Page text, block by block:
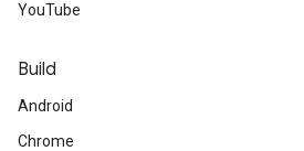
YouTube
Build
Android
Chrome